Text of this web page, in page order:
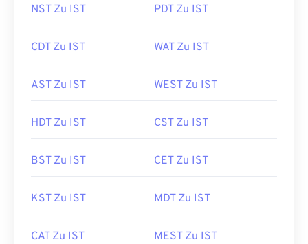
NST Zu IST PDT Zu IST
CDT Zu IST WAT Zu IST
AST Zu IST WEST Zu IST
HDT Zu IST CST Zu IST
BST Zu IST CET Zu IST
KST Zu IST MDT Zu IST
CAT Zu IST MEST Zu IST